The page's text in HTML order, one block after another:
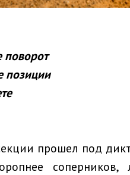
поворот
позиции
прошел под
соперников,